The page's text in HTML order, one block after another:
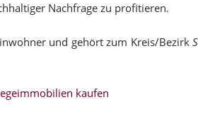
Nachfrage zu profitieren.
und gehört zum Kreis/Bezirk
kaufen